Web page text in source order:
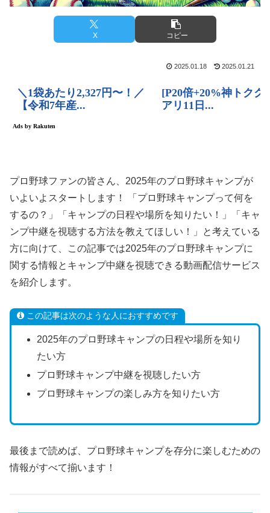
X コピー
2025.01.18 2025.01.21
プロ野球ファンの皆さん、2025年のプロ野球キャンプが
いよいよスタートします！ 「プロ野球キャンプって何を
するの？」「キャンプの日程や場所を知りたい！」「キャ
ンプ中継を視聴する方法を教えてほしい！」と考えている
方に向けて、この記事では2025年のプロ野球キャンプに
関する情報とキャンプ中継を視聴できる動画配信サービス
を紹介します。
この記事は次のような人におすすめです
2025年のプロ野球キャンプの日程や場所を知り
たい方
プロ野球キャンプ中継を視聴したい方
プロ野球キャンプの楽しみ方を知りたい方
最後まで読めば、プロ野球キャンプを存分に楽しむための
情報がすべて揃います！